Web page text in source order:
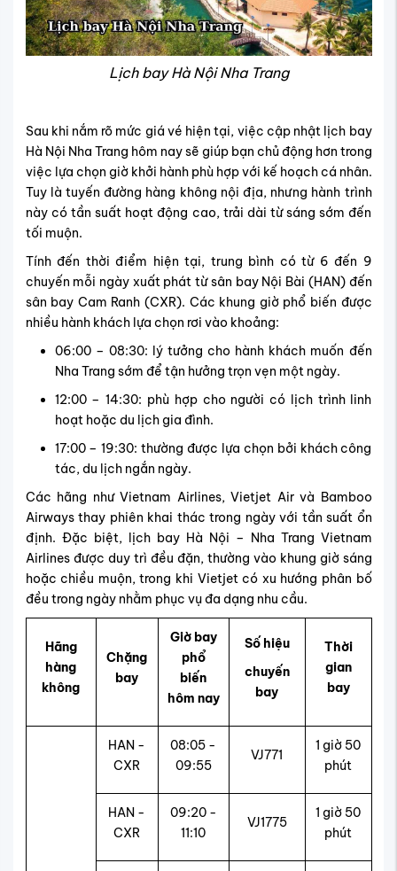
Lịch bay Hà Nội Nha Trang
Sau khi nắm rõ mức giá vé hiện tại, việc cập nhật lịch bay
Hà Nội Nha Trang hôm nay sẽ giúp bạn chủ động hơn trong
việc lựa chọn giờ khởi hành phù hợp với kế hoạch cá nhân.
Tuy là tuyến đường hàng không nội địa, nhưng hành trình
này có tần suất hoạt động cao, trải dài từ sáng sớm đến
tối muộn.
Tính đến thời điểm hiện tại, trung bình có từ 6 đến 9
chuyến mỗi ngày xuất phát từ sân bay Nội Bài (HAN) đến
sân bay Cam Ranh (CXR). Các khung giờ phổ biến được
nhiều hành khách lựa chọn rơi vào khoảng:
06:00 – 08:30: lý tưởng cho hành khách muốn đến
Nha Trang sớm để tận hưởng trọn vẹn một ngày.
12:00 – 14:30: phù hợp cho người có lịch trình linh
hoạt hoặc du lịch gia đình.
17:00 – 19:30: thường được lựa chọn bởi khách công
tác, du lịch ngắn ngày.
Các hãng như Vietnam Airlines, Vietjet Air và Bamboo
Airways thay phiên khai thác trong ngày với tần suất ổn
định. Đặc biệt, lịch bay Hà Nội – Nha Trang Vietnam
Airlines được duy trì đều đặn, thường vào khung giờ sáng
hoặc chiều muộn, trong khi Vietjet có xu hướng phân bố
đều trong ngày nhằm phục vụ đa dạng nhu cầu.
Hãng
hàng
không
Chặng
bay
Giờ bay
phổ
biến
hôm nay
Số hiệu
chuyến
bay
Thời
gian
bay
HAN -
CXR
08:05 -
09:55
VJ771
1 giờ 50
phút
HAN -
CXR
09:20 -
11:10
VJ1775
1 giờ 50
phút